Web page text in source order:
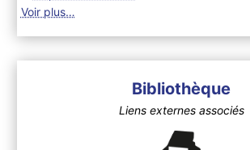
Voir plus…
Bibliothèque
Liens externes associés